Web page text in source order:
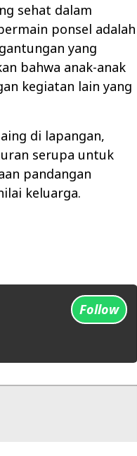
sehat dalam
ponsel adalah
yang
bahwa anak-anak
kegiatan lain yang
di lapangan,
serupa untuk
pandangan
keluarga.
Follow